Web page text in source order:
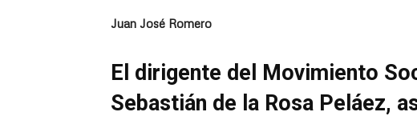
Juan José Romero
El dirigente del Movimiento
Sebastián de la Rosa Peláez,